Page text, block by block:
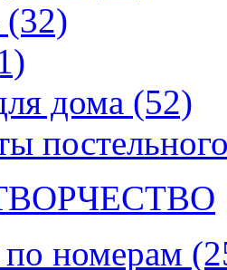
(32)
дома (52)
номерам